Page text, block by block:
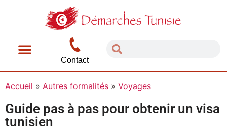
Contact
Accueil » Autres formalités » Voyages
Guide pas à pas pour obtenir un visa
tunisien